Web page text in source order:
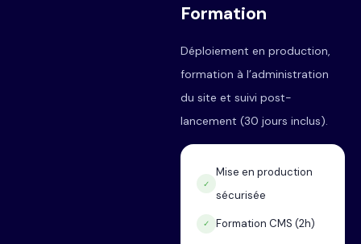
Formation
Déploiement en production,
formation à l’administration
du site et suivi post-
lancement (30 jours inclus).
✓
Mise en production
sécurisée
✓ Formation CMS (2h)